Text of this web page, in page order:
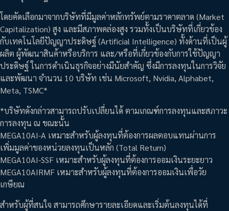
โดยคัดเลือกมาจากบริษัทที่มีมูลค่าหลักทรัพย์ตามราคาตลาด (Market
Capitalization) สูง และมีสภาพคล่องสูง รวมทั้งเป็นบริษัทที่เกี่ยวข้อง
กับเทคโนโลยีปัญญาประดิษฐ์ (Artificial Intelligence) ทั้งด้านที่เป็นผู้
ผลิต ผู้พัฒนาสินค้าหรือบริการ และ/หรือที่เกี่ยวข้องกับการใช้ปัญญา
ประดิษฐ์ ในการดำเนินธุรกิจอย่างมีนัยสำคัญ ซึ่งมีการลงทุนในการวิจัย
และพัฒนา จำนวน 10 บริษัท เช่น Microsoft, Nvidia, Alphabet,
Meta, TSMC*
*บริษัทดังกล่าวสามารถปรับเปลี่ยนได้ ตามเกณฑ์การลงทุนและสภาวะ
การลงทุน ณ ขณะนั้น
MEGA10AI-A เหมาะสำหรับผู้ลงทุนที่ต้องการผลตอบแทนผ่านการ
เพิ่มมูลค่าของหน่วยลงทุนเป็นหลัก (Total Return)
MEGA10AI-SSF เหมาะสำหรับผู้ลงทุนที่ต้องการออมเงินระยะยาว
MEGA10AIRMF เหมาะสำหรับผู้ลงทุนที่ต้องการออมเงินเพื่อวัย
เกษียณ
สำหรับผู้ที่สนใจ สามารถศึกษารายละเอียดและเริ่มต้นลงทุนได้ที่